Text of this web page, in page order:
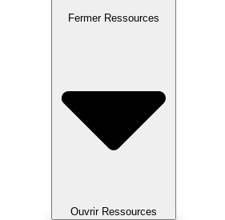
Fermer Ressources
Ouvrir Ressources